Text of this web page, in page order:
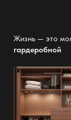
Жизнь — это
гардеробной